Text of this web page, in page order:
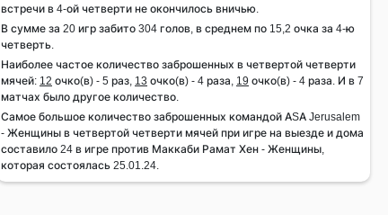
встречи в 4-ой четверти не окончилось вничью.
В сумме за 20 игр забито 304 голов, в среднем по 15,2 очка за 4-ю
четверть.
Наиболее частое количество заброшенных в четвертой четверти
мячей: 12 очко(в) - 5 раз, 13 очко(в) - 4 раза, 19 очко(в) - 4 раза. И в 7
матчах было другое количество.
Самое большое количество заброшенных командой ASA Jerusalem
- Женщины в четвертой четверти мячей при игре на выезде и дома
составило 24 в игре против Маккаби Рамат Хен - Женщины,
которая состоялась 25.01.24.